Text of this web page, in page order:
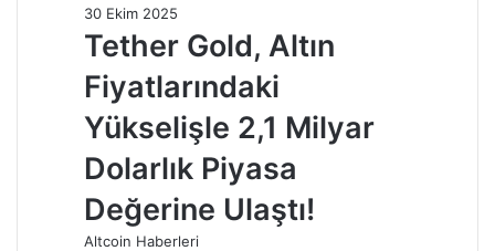
30 Ekim 2025
Tether Gold, Altın
Fiyatlarındaki
Yükselişle 2,1 Milyar
Dolarlık Piyasa
Değerine Ulaştı!
Altcoin Haberleri